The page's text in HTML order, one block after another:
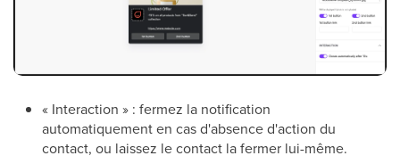
« Interaction » : fermez la notification
automatiquement en cas d'absence d'action du
contact, ou laissez le contact la fermer lui-même.